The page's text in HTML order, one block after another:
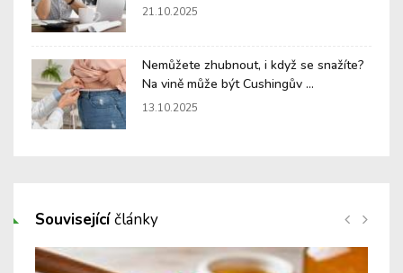
21.10.2025
Nemůžete zhubnout, i když se snažíte?
Na vině může být Cushingův ...
13.10.2025
Souvisejícíčlánky